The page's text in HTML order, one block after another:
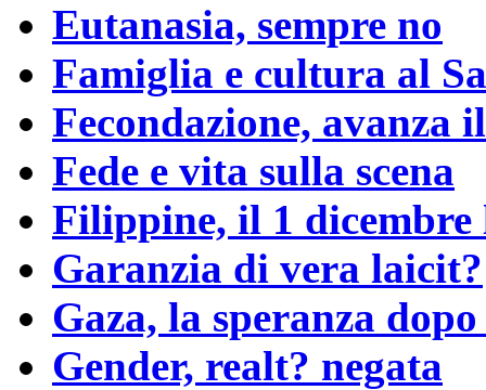
Eutanasia, sempre no
Famiglia e cultura al
Fecondazione, avanza
Fede e vita sulla scena
Filippine, il 1 dicembre
Garanzia di vera laicit?
Gaza, la speranza
Gender, realt? negata